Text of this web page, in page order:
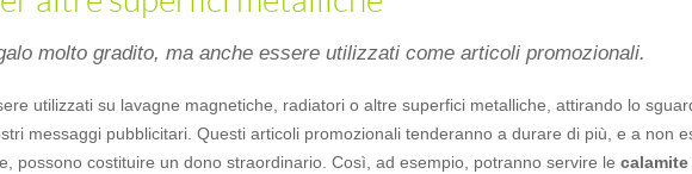
molto gradito, ma anche essere utilizzati come articoli promozionali.
utilizzati su lavagne magnetiche, radiatori o altre superfici metalliche, attirando lo
messaggi pubblicitari. Questi articoli promozionali tenderanno a durare di più, e a non
possono costituire un dono straordinario. Così, ad esempio, potranno servire le calamite